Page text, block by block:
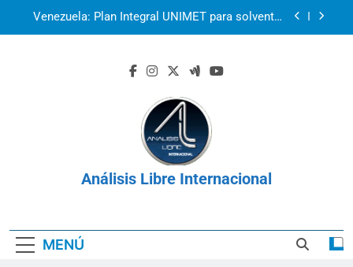
Venezuela: Plan Integral UNIMET para solventar
La prisión como herramienta de control:
Venezuela, Cuba y Nicaragua 2026
Venezuela: Plan Integral UNIMET para solventar
la crisis apocalíptica de La Guaira
Análisis Libre Internacional
MENÚ